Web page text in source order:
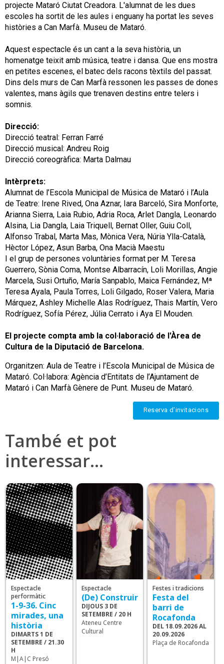
projecte Mataró Ciutat Creadora. L'alumnat de les dues
escoles ha sortit de les aules i enguany ha portat les seves
històries a Can Marfà. Museu de Mataró.
Aquest espectacle és un cant a la seva història, un
homenatge teixit amb música, teatre i dansa. Que ens mostra
en petites escenes, el batec dels racons tèxtils del passat.
Dins dels murs de Can Marfà ressonen les passes de dones
valentes, mans àgils que trenaven destins entre telers i
somnis.
Direcció:
Direcció teatral: Ferran Farré
Direcció musical: Andreu Roig
Direcció coreogràfica: Marta Dalmau
Intèrprets:
Alumnat de l’Escola Municipal de Música de Mataró i l’Aula
de Teatre: Irene Rived, Ona Aznar, Iara Barceló, Sira Monforte,
Arianna Sierra, Laia Rubio, Adria Roca, Arlet Dangla, Leonardo
Alsina, Lia Dangla, Laia Triquell, Bernat Oller, Guiu Coll,
Alfonso Trabal, Marta Mas, Mònica Vera, Núria Ylla-Català,
Hèctor López, Asun Barba, Ona Macià Maestu
I el grup de persones voluntàries format per M. Teresa
Guerrero, Sònia Coma, Montse Albarracín, Loli Morillas, Angie
Marcela, Susi Ortuño, María Sanpablo, Maica Fernández, Mª
Teresa Ayala, Paula Torres, Loli Gilgado, Roser Valera, Maria
Márquez, Ashley Michelle Alas Rodríguez, Thais Martín, Vero
Rodríguez, Sofía Pérez, Júlia Cerrato i Aya El Mouden.
El projecte compta amb la col·laboració de l'Àrea de
Cultura de la Diputació de Barcelona.
Organitzen: Aula de Teatre i l’Escola Municipal de Música de
Mataró. Col·labora: Agència d’Entitats de l’Ajuntament de
Mataró i Can Marfà Gènere de Punt. Museu de Mataró.
Reserva d’invitacions
També et pot
interessar…
Espectacle
performàtic
1-9-36. Cinc
mirades, una
història
DIMARTS 1 DE
SETEMBRE / 21.30
H
M|A|C Presó
Espectacle
(De) Construir
DIJOUS 3 DE
SETEMBRE / 20 H
Ateneu Centre
Cultural
Festes i tradicions
Festa del
barri de
Rocafonda
DEL 18.09.2026 AL
20.09.2026
Plaça de Rocafonda